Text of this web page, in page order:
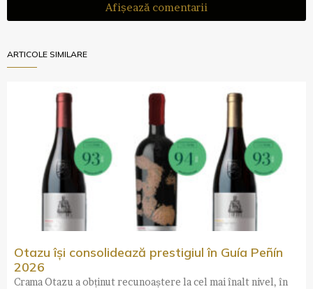
Afișează comentarii
ARTICOLE SIMILARE
Otazu își consolidează prestigiul în Guía Peñín
2026
Crama Otazu a obținut recunoaștere la cel mai înalt nivel, în